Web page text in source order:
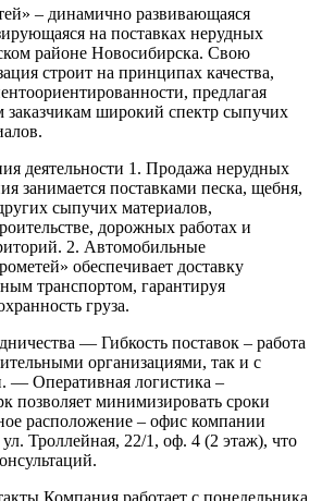
– динамично развивающаяся
на поставках нерудных
районе Новосибирска. Свою
строит на принципах качества,
предлагая
заказчикам широкий спектр сыпучих
деятельности 1. Продажа нерудных
занимается поставками песка, щебня,
сыпучих материалов,
дорожных работах и
2. Автомобильные
обеспечивает доставку
транспортом, гарантируя
груза.
— Гибкость поставок – работа
организациями, так и с
— Оперативная логистика –
позволяет минимизировать сроки
расположение – офис компании
ул. Троллейная, 22/1, оф. 4 (2 этаж), что